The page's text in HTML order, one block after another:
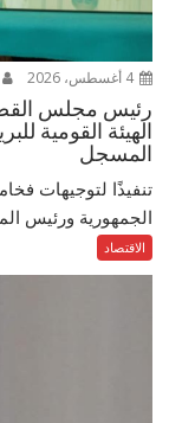
4 أغسطس، 2026
رئيس مجلس
الهيئة القومية
المسجل
تنفيذًا لتوجيهات
الجمهورية ورئيس
الاقتصاد